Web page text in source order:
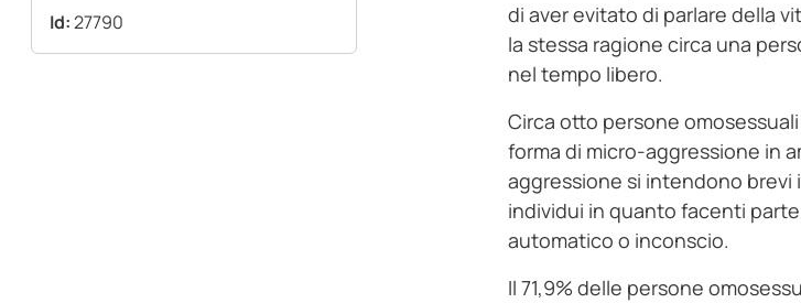
Id:27790
di aver evitato di parlare della
la stessa ragione circa una
nel tempo libero.
Circa otto persone
forma di micro-aggressione in
aggressione si intendono
individui in quanto facenti
automatico o inconscio.
Il 71,9% delle persone